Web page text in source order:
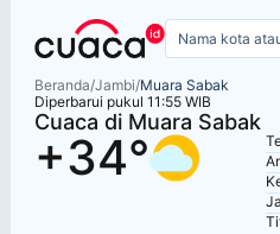
Beranda/Jambi/Muara Sabak
Diperbarui pukul 11:55 WIB
Cuaca di Muara Sabak
+34°